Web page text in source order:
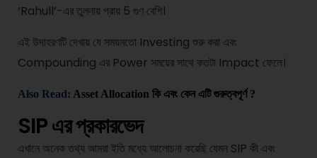
‘Rahull’-এর তুলনায় প্রায় 5 গুণ বেশি।
এই উদাহরণটি দেখায় যে সময়মতো Investing শুরু করা এবং
Compounding এর Power সময়ের সাথে কতটা Impact ফেলে।
Also Read: Asset Allocation কি এবং কেন এটি গুরুত্বপূর্ণ ?
SIP এর প্রকারভেদ
এখানে অনেক তথ্য আমরা ইতি মধ্যে আলোচনা করেছি যেমন SIP কী এবং